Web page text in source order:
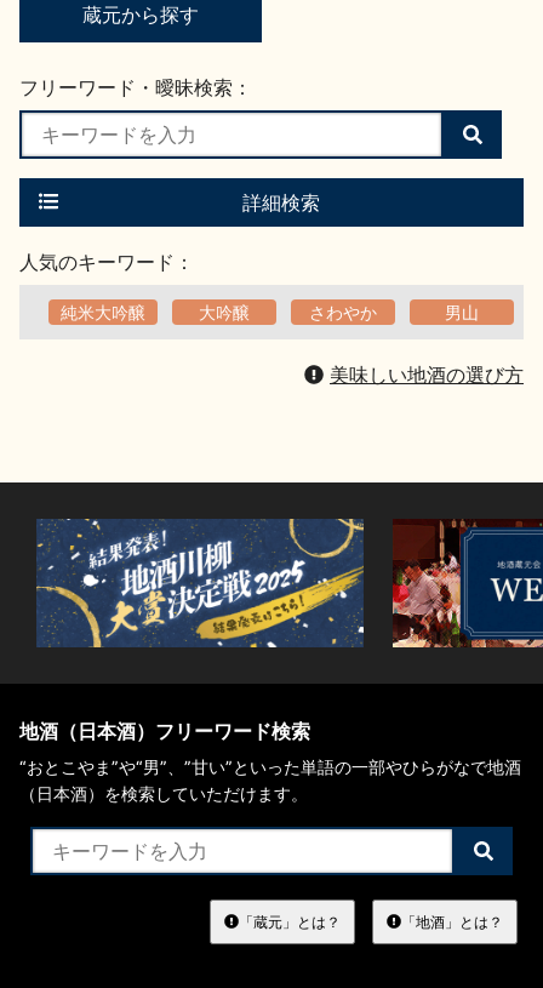
蔵元から探す
フリーワード・曖昧検索：
検
索
す
詳細検索
人気のキーワード：
純米大吟醸 大吟醸 さわやか 男山
美味しい地酒の選び方
地酒（日本酒）フリーワード検索
“おとこやま”や“男”、”甘い”といった単語の一部やひらがなで地酒
（日本酒）を検索していただけます。
検
索
る
「蔵元」とは？ 「地酒」とは？